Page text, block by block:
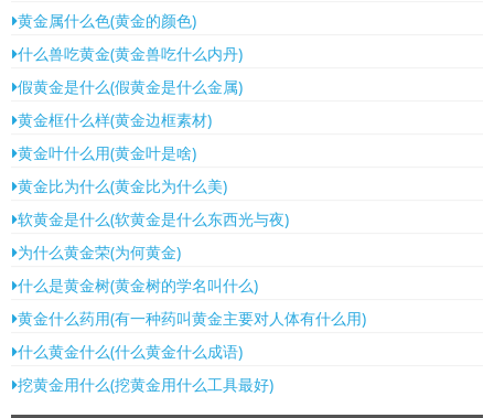
黄金属什么色(黄金的颜色)
什么兽吃黄金(黄金兽吃什么内丹)
假黄金是什么(假黄金是什么金属)
黄金框什么样(黄金边框素材)
黄金叶什么用(黄金叶是啥)
黄金比为什么(黄金比为什么美)
软黄金是什么(软黄金是什么东西光与夜)
为什么黄金荣(为何黄金)
什么是黄金树(黄金树的学名叫什么)
黄金什么药用(有一种药叫黄金主要对人体有什么用)
什么黄金什么(什么黄金什么成语)
挖黄金用什么(挖黄金用什么工具最好)